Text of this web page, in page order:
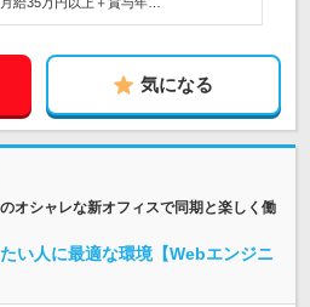
気になる
オシャレな新オフィスで同期と楽しく働
い人に最適な環境【Webエンジニ